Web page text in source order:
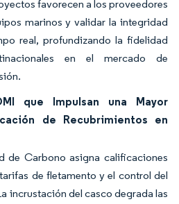
favorecen a los proveedores
marinos y validar la integridad
real, profundizando la fidelidad
en el mercado de
que Impulsan una Mayor
de Recubrimientos en
de Carbono asigna calificaciones
de fletamento y el control del
incrustación del casco degrada las